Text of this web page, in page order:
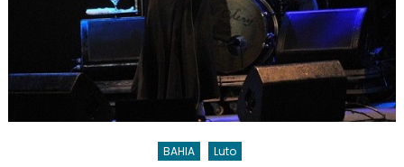
BAHIA Luto